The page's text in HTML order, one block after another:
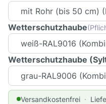
Wetterschutzhaube
Wetterschutzhaube
Versandkostenfrei